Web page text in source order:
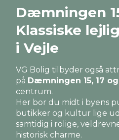
Dæmningen
Klassiske
i Vejle
VG Bolig tilbyder også
på Dæmningen 15, 17 og
centrum.
Her bor du midt i byens
butikker og kultur lige
samtidig i rolige,
historisk charme.